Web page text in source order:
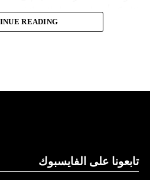
المصدر: العربية
إذا فكر أي طرف معاد لإسرائيل في
“لإرسال رسالة ردع واضحة إلى
هي حاملة طائرات تعمل بالطاقة
قسم بناء السفن “نيوبورت نيوز”
READING
تابعونا على الفايسبوك